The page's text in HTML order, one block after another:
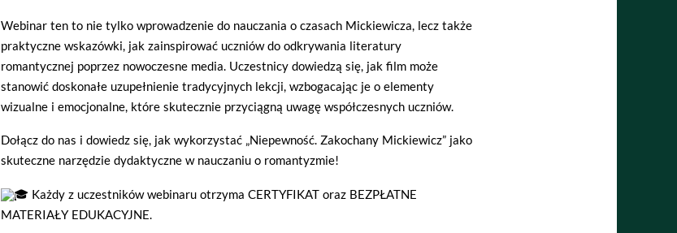
Webinar ten to nie tylko wprowadzenie do nauczania o czasach Mickiewicza, lecz także
praktyczne wskazówki, jak zainspirować uczniów do odkrywania literatury
romantycznej poprzez nowoczesne media. Uczestnicy dowiedzą się, jak film może
stanowić doskonałe uzupełnienie tradycyjnych lekcji, wzbogacając je o elementy
wizualne i emocjonalne, które skutecznie przyciągną uwagę współczesnych uczniów.
Dołącz do nas i dowiedz się, jak wykorzystać „Niepewność. Zakochany Mickiewicz” jako
skuteczne narzędzie dydaktyczne w nauczaniu o romantyzmie!
Każdy z uczestników webinaru otrzyma CERTYFIKAT oraz BEZPŁATNE
MATERIAŁY EDUKACYJNE.